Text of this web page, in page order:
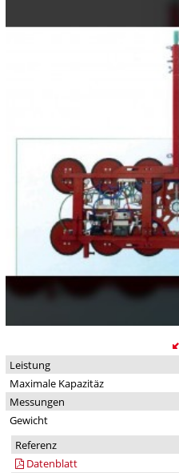
Leistung
Maximale Kapazitäz
Messungen
Gewicht
Referenz
Datenblatt